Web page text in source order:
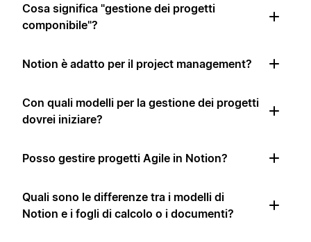
Cosa significa "gestione dei progetti
componibile"?
Notion è adatto per il project management?
Con quali modelli per la gestione dei progetti
dovrei iniziare?
Posso gestire progetti Agile in Notion?
Quali sono le differenze tra i modelli di
Notion e i fogli di calcolo o i documenti?